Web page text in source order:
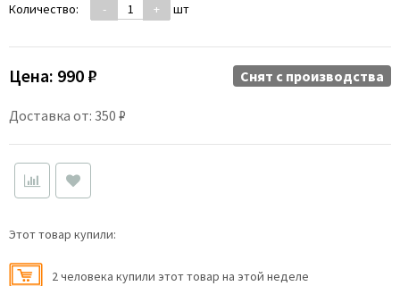
Количество: - + шт
Цена: 990 ₽
Доставка от: 350 ₽
Снят c производства
Этот товар купили:
2 человекa купили этот товар на этой неделе